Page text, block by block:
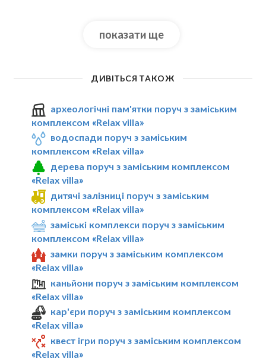
показати ще
ДИВІТЬСЯ ТАКОЖ
археологічні пам'ятки поруч з заміським
комплексом «Relax villa»
водоспади поруч з заміським
комплексом «Relax villa»
дерева поруч з заміським комплексом
«Relax villa»
дитячі залізниці поруч з заміським
комплексом «Relax villa»
заміські комплекси поруч з заміським
комплексом «Relax villa»
замки поруч з заміським комплексом
«Relax villa»
каньйони поруч з заміським комплексом
«Relax villa»
кар'єри поруч з заміським комплексом
«Relax villa»
квест ігри поруч з заміським комплексом
«Relax villa»